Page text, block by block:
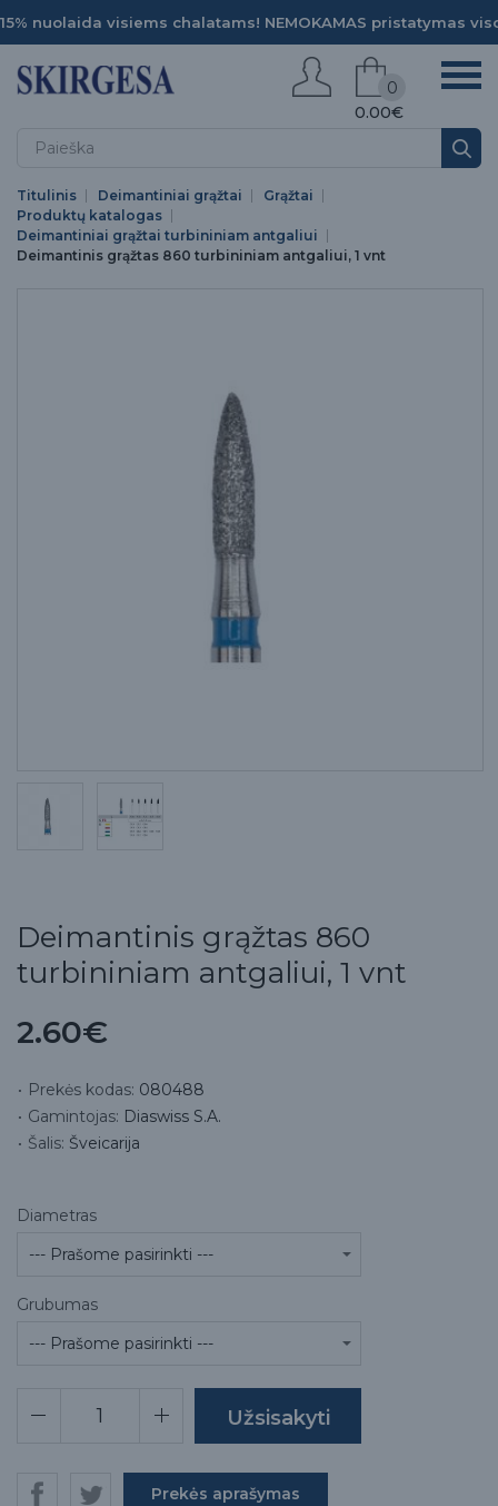
15% nuolaida visiems chalatams! NEMOKAMAS pristatymas
0.00€
0
Titulinis Deimantiniai grąžtai
Grąžtai
Produktų katalogas
Deimantiniai grąžtai turbininiam antgaliui
Deimantinis grąžtas 860 turbininiam antgaliui, 1 vnt
Deimantinis grąžtas 860
turbininiam antgaliui, 1 vnt
2.60€
Prekės kodas: 080488
Gamintojas: Diaswiss S.A.
Šalis: Šveicarija
Diametras
Grubumas
Prekės aprašymas